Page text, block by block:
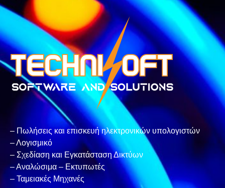
– Πωλήσεις και επισκευή ηλεκτρονικών υπολογιστών
– Λογισμικό
– Σχεδίαση και Εγκατάσταση Δικτύων
– Αναλώσιμα – Εκτυπωτές
– Ταμειακές Μηχανές